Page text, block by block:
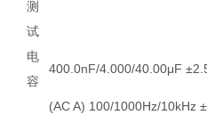
测
试
电
容
400.0nF/4.000/40.00μF
(AC A) 100/1000Hz/10kHz